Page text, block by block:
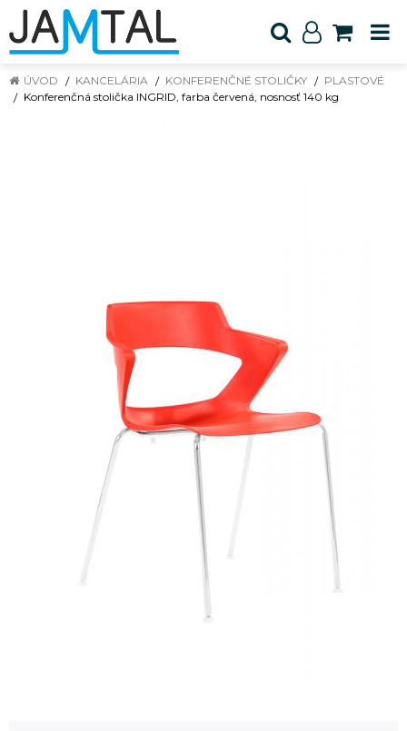
ÚVOD KANCELÁRIA KONFERENČNÉ STOLIČKY
PLASTOVÉ
Konferenčná stolička INGRID, farba červená, nosnosť 140 kg